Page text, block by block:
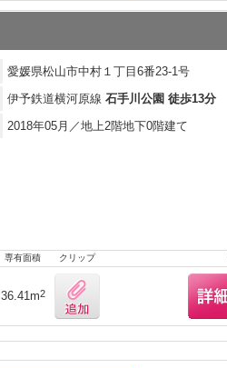
愛媛県松山市中村１丁目6番23-1号
伊予鉄道横河原線 石手川公園 徒歩13分
2018年05月／地上2階地下0階建て
専有面積 クリップ
36.41m2